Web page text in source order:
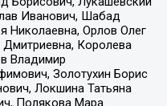
Иванович, Шабад
Николаевна, Орлов Олег
Королева
Владимир
Золотухин Борис
Локшина Татьяна
Полякова Мара